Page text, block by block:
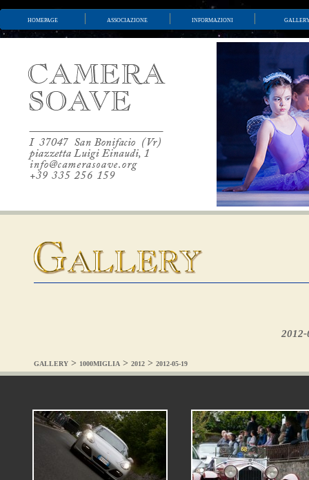
homepage associazione informazioni
2012-
GALLERY > 1000MIGLIA > 2012 > 2012-05-19